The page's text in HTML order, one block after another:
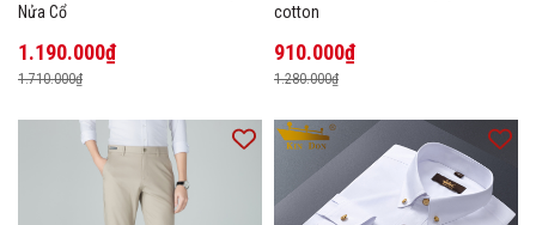
Nửa Cổ
1.190.000₫
1.710.000₫
cotton
910.000₫
1.280.000₫